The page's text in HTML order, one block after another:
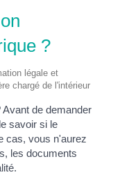
?
légale et
chargé de l'intérieur
de demander
savoir si le
cas, vous n'aurez
les documents